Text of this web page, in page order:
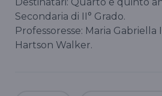
Secondaria di II° Grado.
Professoresse: Maria Gabriella
Hartson Walker.